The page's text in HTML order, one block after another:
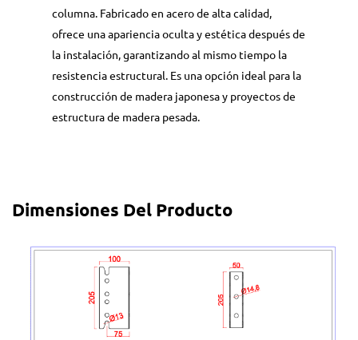
columna. Fabricado en acero de alta calidad,
ofrece una apariencia oculta y estética después de
la instalación, garantizando al mismo tiempo la
resistencia estructural. Es una opción ideal para la
construcción de madera japonesa y proyectos de
estructura de madera pesada.
Dimensiones Del Producto